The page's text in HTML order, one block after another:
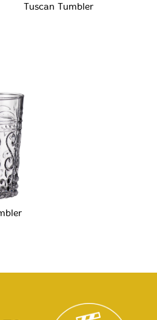
Tuscan Tumbler